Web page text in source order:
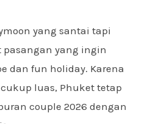
yang santai tapi
yang ingin
dan fun holiday. Karena
luas, Phuket tetap
couple 2026 dengan